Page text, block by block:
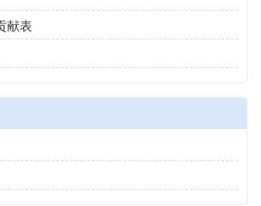
献表